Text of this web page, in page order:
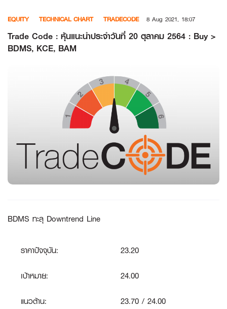
content
EQUITY TECHNICAL CHART TRADECODE 8 Aug 2021, 18:07
Trade Code : หุ้นแนะนำประจำวันที่ 20 ตุลาคม 2564 : Buy >
BDMS, KCE, BAM
BDMS ทะลุ Downtrend Line
ราคาปัจจุบัน:
23.20
เป้าหมาย:
24.00
แนวต้าน:
23.70 / 24.00